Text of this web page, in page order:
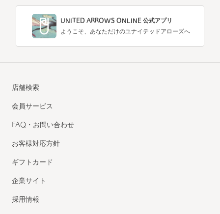
UNITED ARROWS ONLINE 公式アプリ
ようこそ、あなただけのユナイテッドアローズへ
店舗検索
会員サービス
FAQ・お問い合わせ
お客様対応方針
ギフトカード
企業サイト
採用情報